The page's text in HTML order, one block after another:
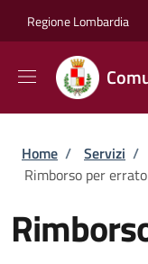
Regione Lombardia
Briciole
Home / Servizi /
Rimborso per